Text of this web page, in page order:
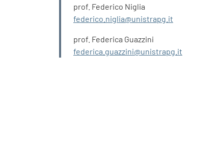
prof. Federico Niglia
federico.niglia@unistrapg.it
prof. Federica Guazzini
federica.guazzini@unistrapg.it